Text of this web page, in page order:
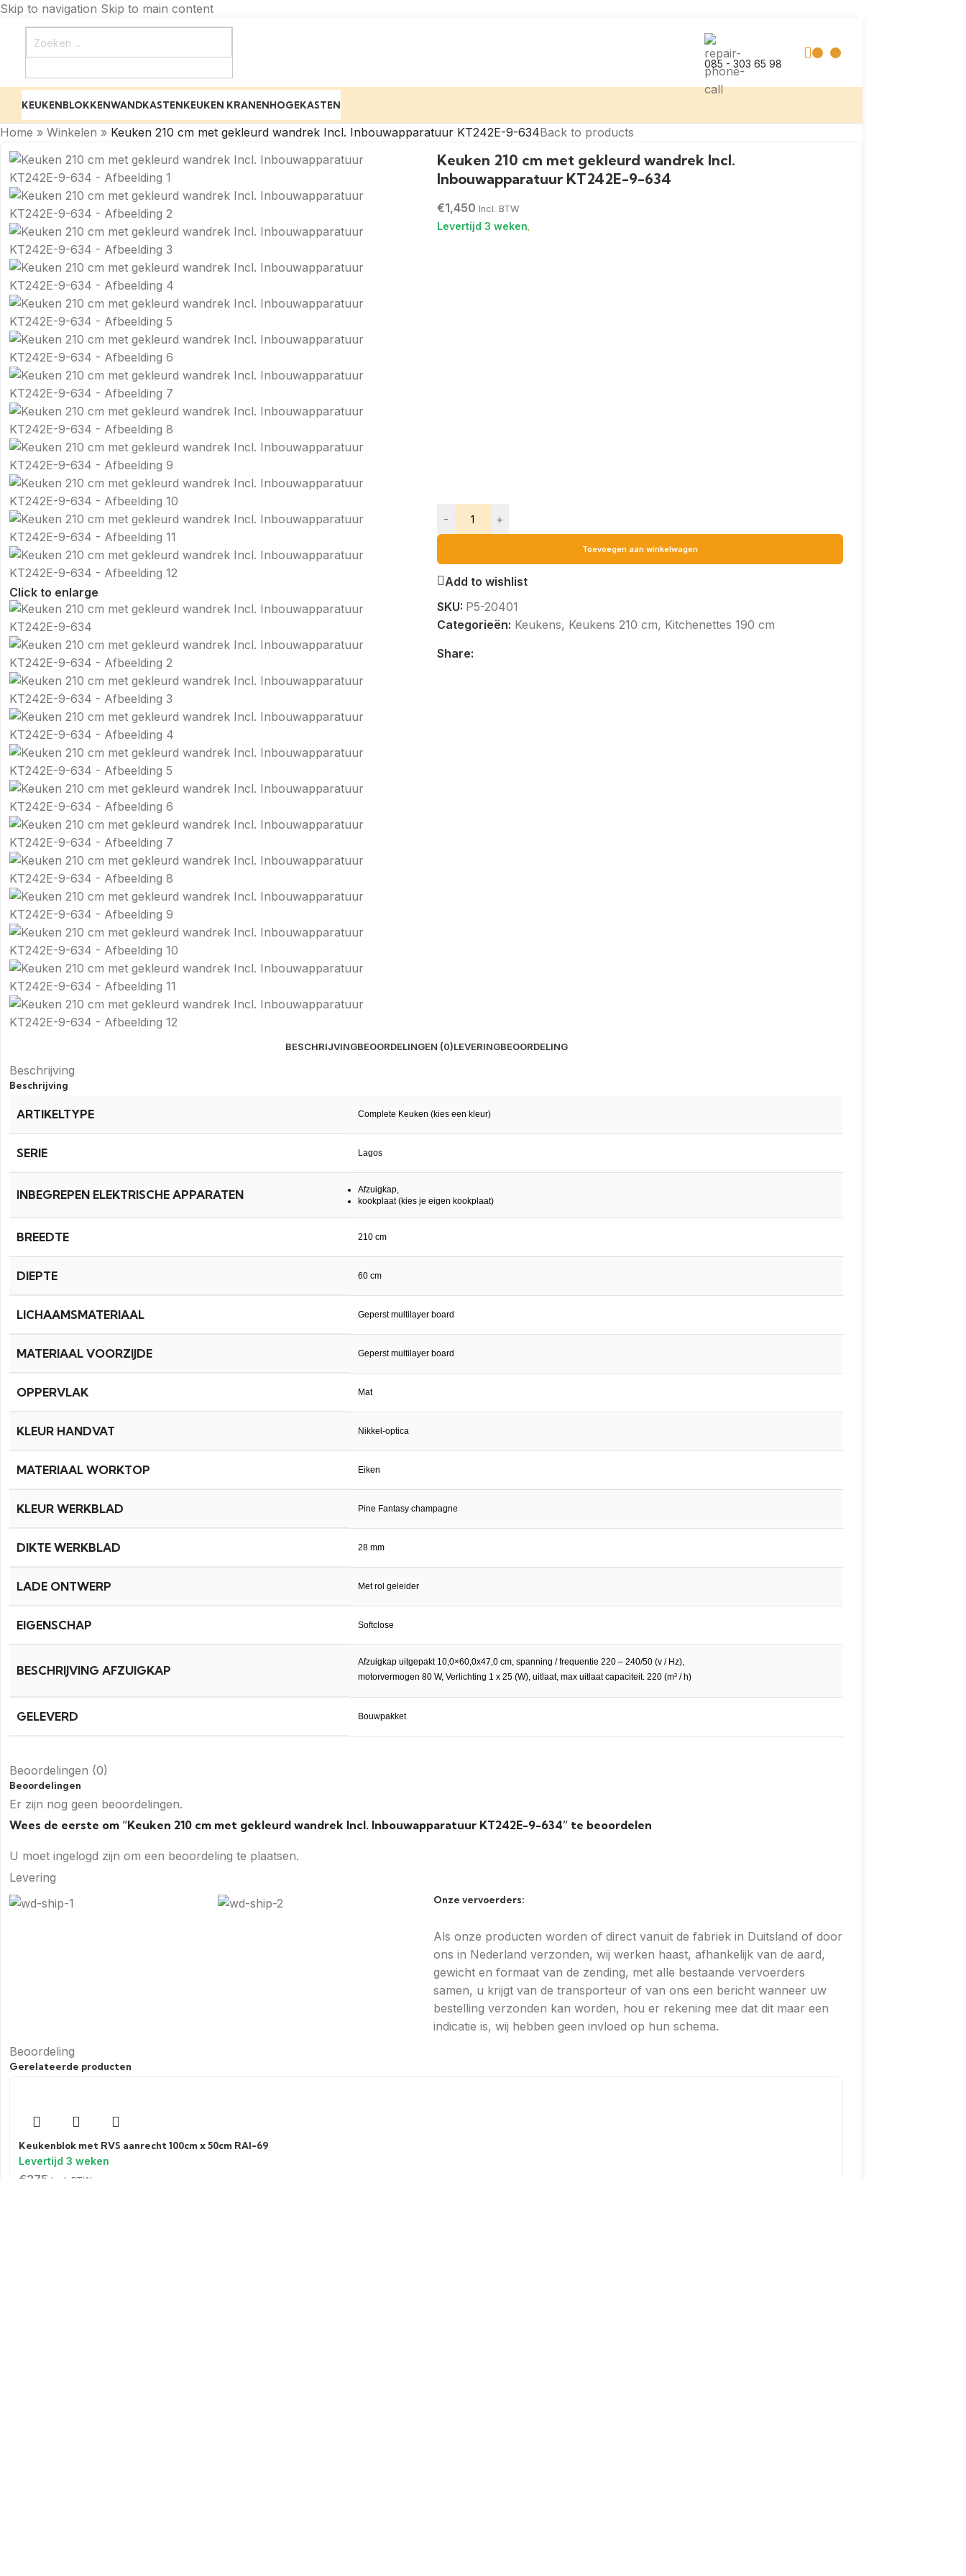
Skip to navigation Skip to main content
085 - 303 65 98
KEUKENBLOKKENWANDKASTENKEUKEN KRANENHOGEKASTEN
Home » Winkelen » Keuken 210 cm met gekleurd wandrek Incl. Inbouwapparatuur KT242E-9-634Back to products
Click to enlarge
Keuken 210 cm met gekleurd wandrek Incl.
Inbouwapparatuur KT242E-9-634
€1,450 Incl. BTW
- +
Toevoegen aan winkelwagen
Add to wishlist
SKU: P5-20401
Categorieën: Keukens, Keukens 210 cm, Kitchenettes 190 cm
Share:
BESCHRIJVINGBEOORDELINGEN (0)LEVERINGBEOORDELING
Beschrijving
Beschrijving
ARTIKELTYPE Complete Keuken (kies een kleur)
SERIE Lagos
INBEGREPEN ELEKTRISCHE APPARATEN
Afzuigkap,
kookplaat (kies je eigen kookplaat)
BREEDTE 210 cm
DIEPTE 60 cm
LICHAAMSMATERIAAL Geperst multilayer board
MATERIAAL VOORZIJDE Geperst multilayer board
OPPERVLAK Mat
KLEUR HANDVAT Nikkel-optica
MATERIAAL WORKTOP Eiken
KLEUR WERKBLAD Pine Fantasy champagne
DIKTE WERKBLAD 28 mm
LADE ONTWERP Met rol geleider
EIGENSCHAP Softclose
BESCHRIJVING AFZUIGKAP
Afzuigkap uitgepakt 10,0×60,0x47,0 cm, spanning / frequentie 220 – 240/50 (v / Hz),
motorvermogen 80 W, Verlichting 1 x 25 (W), uitlaat, max uitlaat capaciteit. 220 (m³ / h)
GELEVERD Bouwpakket
Beoordelingen (0)
Beoordelingen
Er zijn nog geen beoordelingen.
Wees de eerste om “Keuken 210 cm met gekleurd wandrek Incl. Inbouwapparatuur KT242E-9-634” te beoordelen
U moet ingelogd zijn om een beoordeling te plaatsen.
Levering
Onze vervoerders:
Als onze producten worden of direct vanuit de fabriek in Duitsland of door
ons in Nederland verzonden, wij werken haast, afhankelijk van de aard,
gewicht en formaat van de zending, met alle bestaande vervoerders
samen, u krijgt van de transporteur of van ons een bericht wanneer uw
bestelling verzonden kan worden, hou er rekening mee dat dit maar een
indicatie is, wij hebben geen invloed op hun schema.
Beoordeling
Gerelateerde producten
Keukenblok met RVS aanrecht 100cm x 50cm RAI-69
€375 Incl. BTW